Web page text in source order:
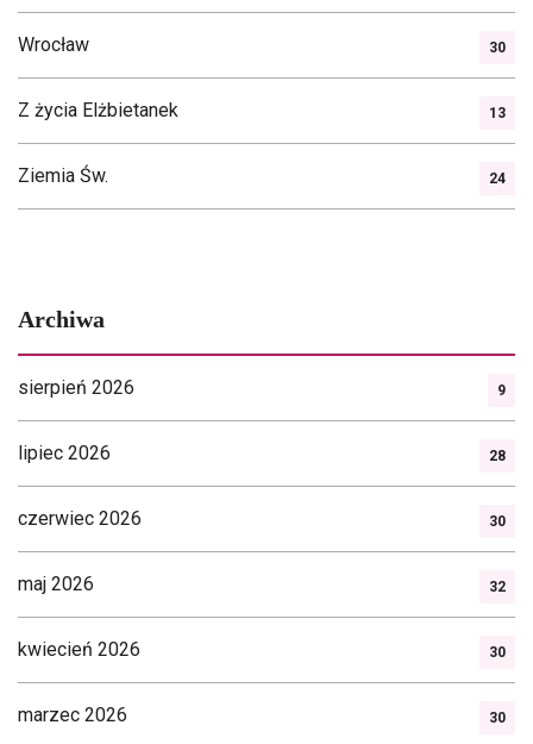
Wrocław 30
Z życia Elżbietanek 13
Ziemia Św. 24
Archiwa
sierpień 2026 9
lipiec 2026 28
czerwiec 2026 30
maj 2026 32
kwiecień 2026 30
marzec 2026 30